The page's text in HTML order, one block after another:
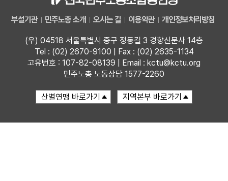
부설기관 민주노총 소개 오시는 길 이용약관 개인정보처리방침
(우) 04518 서울특별시 중구 정동길 3 경향신문사 14층
Tel : (02) 2670-9100 | Fax : (02) 2635-1134
고유번호 : 107-82-08139 | Email : kctu@kctu.org
민주노총 노동상담 1577-2260